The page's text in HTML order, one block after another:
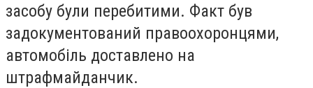
засобу були перебитими. Факт був
задокументований правоохоронцями,
автомобіль доставлено на
штрафмайданчик.